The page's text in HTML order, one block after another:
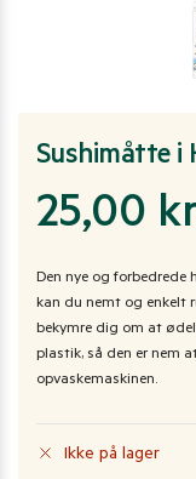
Sushimåtte i
25,00
Den nye og
kan du nemt og enkelt
bekymre dig om at
plastik, så den er nem
opvaskemaskinen.
Ikke på lager